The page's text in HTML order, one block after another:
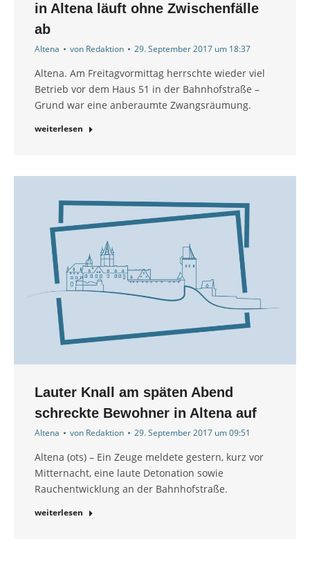
in Altena läuft ohne Zwischenfälle
ab
Altena von Redaktion 29. September 2017 um 18:37
Altena. Am Freitagvormittag herrschte wieder viel
Betrieb vor dem Haus 51 in der Bahnhofstraße –
Grund war eine anberaumte Zwangsräumung.
weiterlesen
Lauter Knall am späten Abend
schreckte Bewohner in Altena auf
Altena von Redaktion 29. September 2017 um 09:51
Altena (ots) – Ein Zeuge meldete gestern, kurz vor
Mitternacht, eine laute Detonation sowie
Rauchentwicklung an der Bahnhofstraße.
weiterlesen